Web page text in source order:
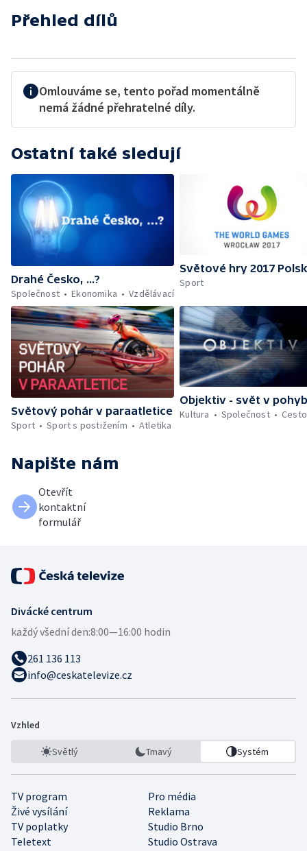
Přehled dílů
Omlouváme se, tento pořad momentálně
nemá žádné přehratelné díly.
Ostatní také sledují
Drahé Česko, ...?
Společnost
Ekonomika Vzdělávací
Světové hry 2017
Sport
Světový pohár v paraatletice
Sport
Sport s postižením Atletika
Objektiv - svět v
Kultura
Společnost
Napište nám
Otevřít
kontaktní
formulář
Divácké centrum
každý všední den:8:00—16:00 hodin
261 136 113
info@ceskatelevize.cz
Vzhled
Světlý Tmavý Systém
TV program
Pro média
Živé vysílání
Reklama
TV poplatky
Studio Brno
Teletext
Studio Ostrava